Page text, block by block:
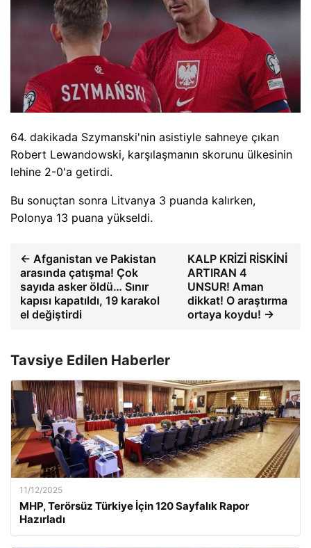
64. dakikada Szymanski'nin asistiyle sahneye çıkan
Robert Lewandowski, karşılaşmanın skorunu ülkesinin
lehine 2-0'a getirdi.
Bu sonuçtan sonra Litvanya 3 puanda kalırken,
Polonya 13 puana yükseldi.
← Afganistan ve Pakistan
arasında çatışma! Çok
sayıda asker öldü… Sınır
kapısı kapatıldı, 19 karakol
el değiştirdi
KALP KRİZİ RİSKİNİ
ARTIRAN 4
UNSUR! Aman
dikkat! O araştırma
ortaya koydu! →
Tavsiye Edilen Haberler
11/12/2025
MHP, Terörsüz Türkiye İçin 120 Sayfalık Rapor
Hazırladı